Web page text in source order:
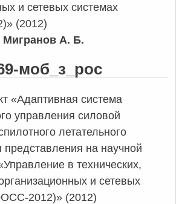
и сетевых системах
(2012)
Мигранов А. Б.
моб_з_рос
«Адаптивная система
управления силовой
летательного
представления на научной
в технических,
и сетевых
2012)» (2012)